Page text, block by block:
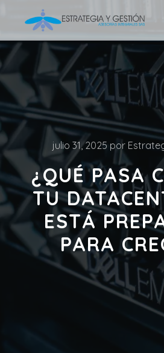
julio 31, 2025 por
¿QUÉ PASA
TU
ESTÁ
PARA